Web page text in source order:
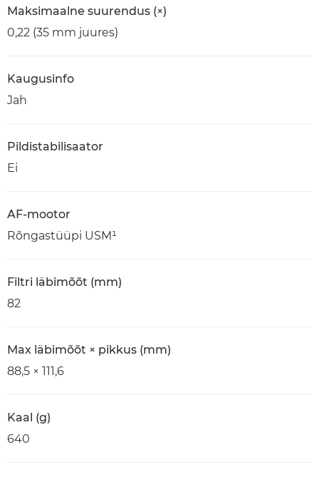
Maksimaalne suurendus (×)
0,22 (35 mm juures)
Kaugusinfo
Jah
Pildistabilisaator
Ei
AF-mootor
Rõngastüüpi USM¹
Filtri läbimõõt (mm)
82
Max läbimõõt × pikkus (mm)
88,5 × 111,6
Kaal (g)
640